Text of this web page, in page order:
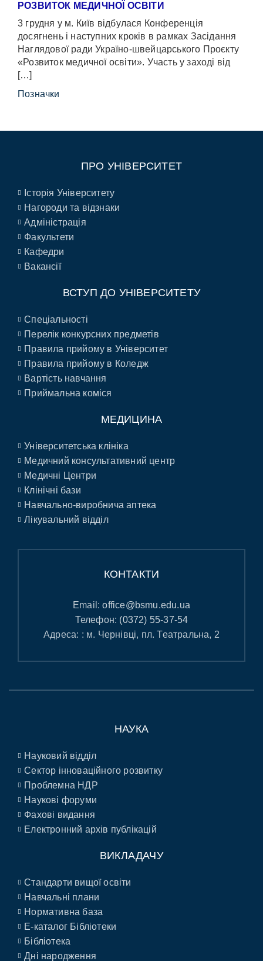
РОЗВИТОК МЕДИЧНОЇ ОСВІТИ
3 грудня у м. Київ відбулася Конференція
досягнень і наступних кроків в рамках Засідання
Наглядової ради Україно-швейцарського Проєкту
«Розвиток медичної освіти». Участь у заході від
[…]
Позначки
ПРО УНІВЕРСИТЕТ
Історія Університету
Нагороди та відзнаки
Адміністрація
Факультети
Кафедри
Вакансії
ВСТУП ДО УНІВЕРСИТЕТУ
Спеціальності
Перелік конкурсних предметів
Правила прийому в Університет
Правила прийому в Коледж
Вартість навчання
Приймальна коміся
МЕДИЦИНА
Університетська клініка
Медичний консультативний центр
Медичні Центри
Клінічні бази
Навчально-виробнича аптека
Лікувальний відділ
КОНТАКТИ
Email:office@bsmu.edu.ua
Телефон: (0372) 55-37-54
Адреса: : м. Чернівці, пл. Театральна, 2
НАУКА
Науковий відділ
Сектор інноваційного розвитку
Проблемна НДР
Наукові форуми
Фахові видання
Електронний архів публікацій
ВИКЛАДАЧУ
Стандарти вищої освіти
Навчальні плани
Нормативна база
E-каталог Бібліотеки
Бібліотека
Дні народження